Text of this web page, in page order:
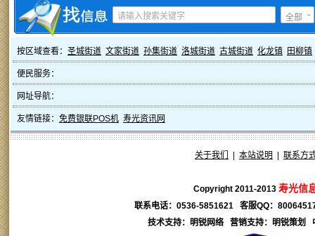
全部
按区域查看： 圣城街道 文家街道 孙集街道 洛城街道 古城街道 化龙镇 田柳镇
便民服务：
网址导航：
友情链接： 免费银联POS机 寿光资讯网
关于我们 本站说明 联系方
Copyright 2011-2013 寿光信
联系电话：0536-5851621 客服QQ：
技术支持：明锐网络 营销支持： 明锐策划